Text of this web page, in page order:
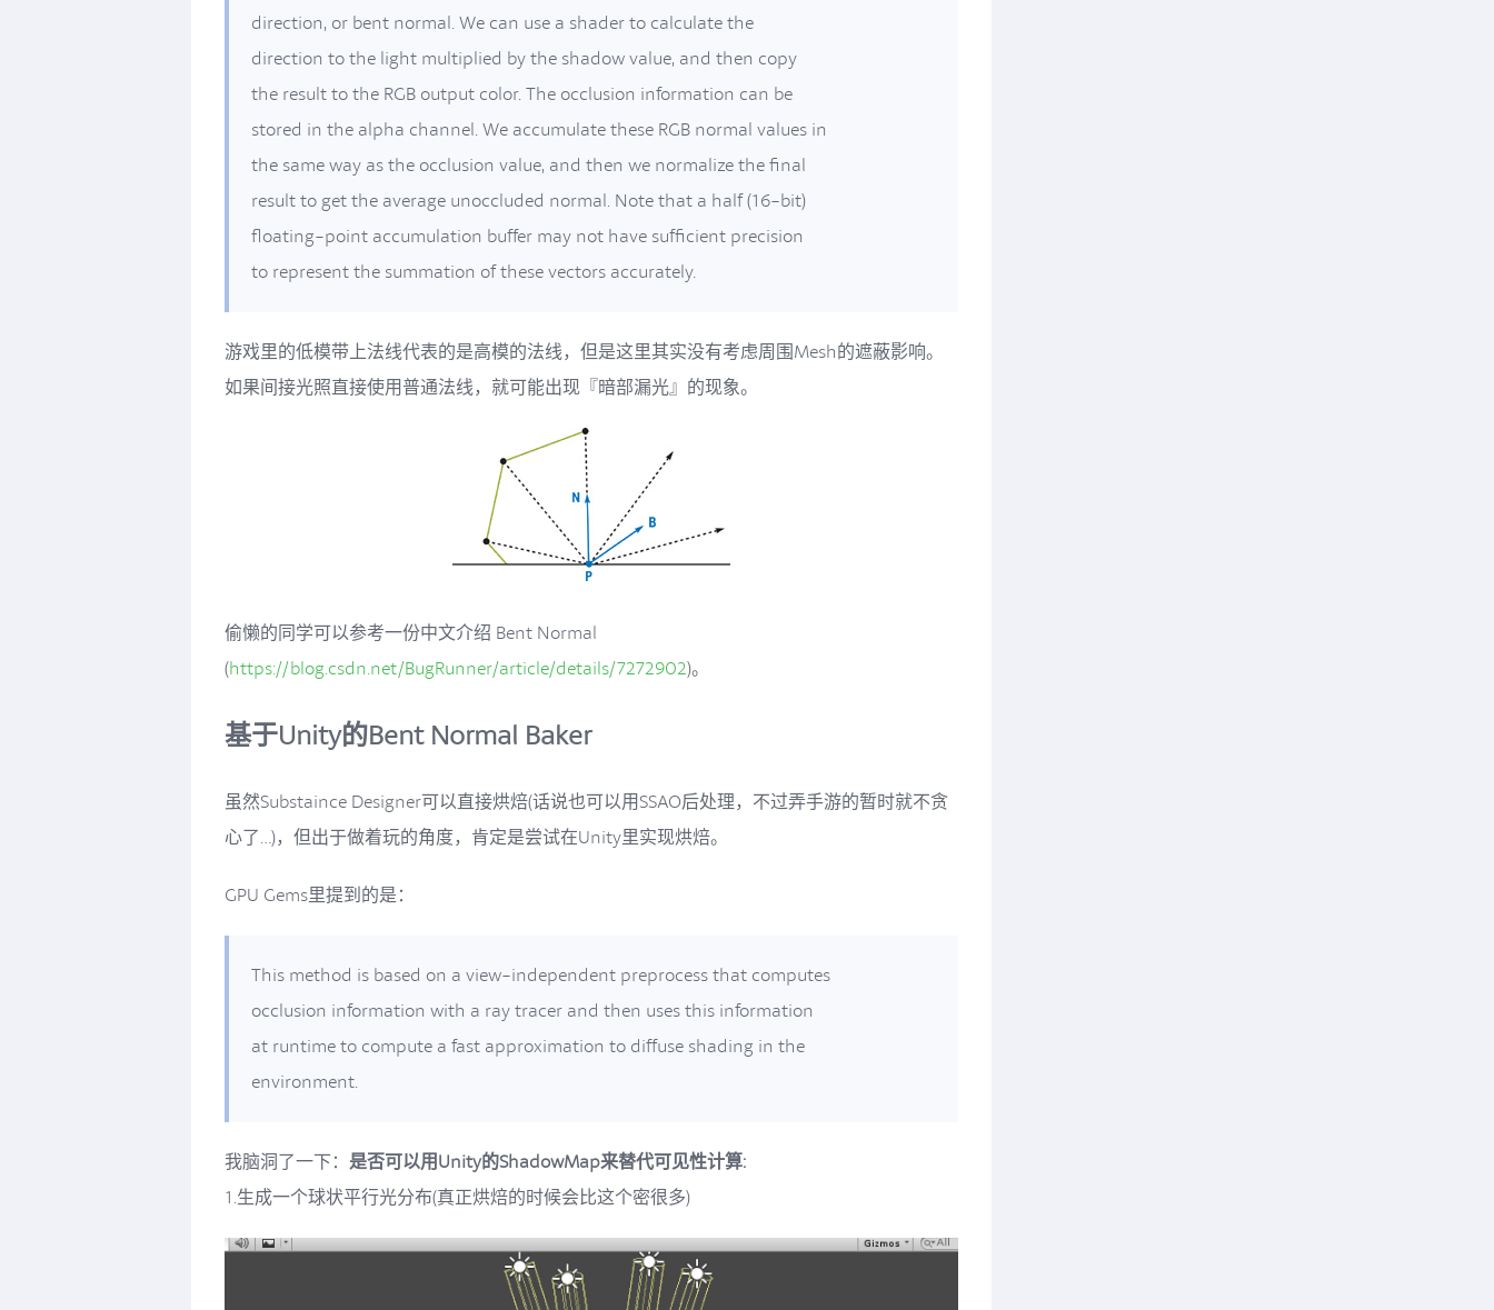
direction, or bent normal. We can use a shader to calculate the
direction to the light multiplied by the shadow value, and then copy
the result to the RGB output color. The occlusion information can be
stored in the alpha channel. We accumulate these RGB normal values in
the same way as the occlusion value, and then we normalize the final
result to get the average unoccluded normal. Note that a half (16-bit)
floating-point accumulation buffer may not have sufficient precision
to represent the summation of these vectors accurately.
游戏里的低模带上法线代表的是高模的法线，但是这里其实没有考虑周围Mesh的遮蔽影响。
如果间接光照直接使用普通法线，就可能出现『暗部漏光』的现象。
偷懒的同学可以参考一份中文介绍 Bent Normal
(https://blog.csdn.net/BugRunner/article/details/7272902)。
基于Unity的Bent Normal Baker
虽然Substaince Designer可以直接烘焙(话说也可以用SSAO后处理，不过弄手游的暂时就不贪
心了…)，但出于做着玩的角度，肯定是尝试在Unity里实现烘焙。
GPU Gems里提到的是：
This method is based on a view-independent preprocess that computes
occlusion information with a ray tracer and then uses this information
at runtime to compute a fast approximation to diffuse shading in the
environment.
我脑洞了一下： 是否可以用Unity的ShadowMap来替代可见性计算:
1.生成一个球状平行光分布(真正烘焙的时候会比这个密很多)